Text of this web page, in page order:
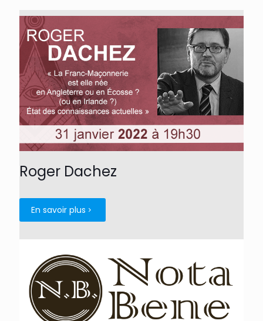
Roger Dachez
En savoir plus